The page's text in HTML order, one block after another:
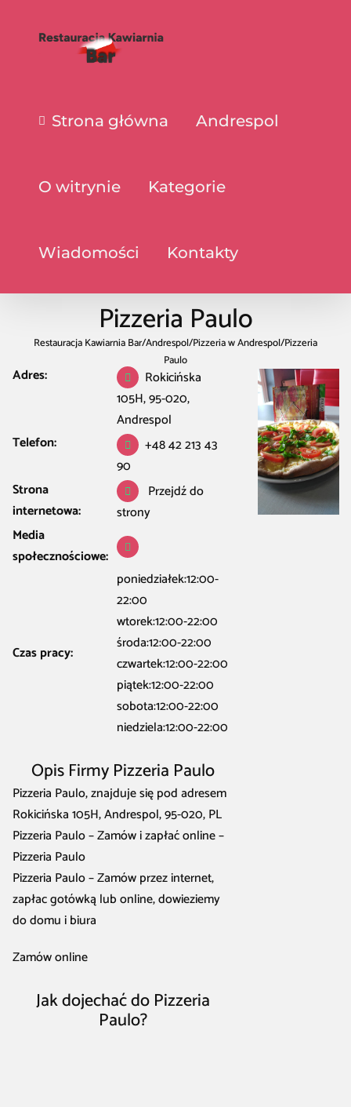
Strona główna Andrespol
O witrynie Kategorie
Wiadomości Kontakty
Pizzeria Paulo
Restauracja Kawiarnia Bar/Andrespol/Pizzeria w Andrespol/Pizzeria
Paulo
Adres:
Rokicińska
105H, 95-020,
Andrespol
Telefon:
+48 42 213 43
90
Strona
internetowa:
Przejdź do
strony
Media
społecznościowe:
Czas pracy:
poniedziałek:12:00-
22:00
wtorek:12:00-22:00
środa:12:00-22:00
czwartek:12:00-22:00
piątek:12:00-22:00
sobota:12:00-22:00
niedziela:12:00-22:00
Opis Firmy Pizzeria Paulo
Pizzeria Paulo, znajduje się pod adresem
Rokicińska 105H, Andrespol, 95-020, PL
Pizzeria Paulo – Zamów i zapłać online –
Pizzeria Paulo
Pizzeria Paulo – Zamów przez internet,
zapłac gotówką lub online, dowieziemy
do domu i biura
Zamów online
Jak dojechać do Pizzeria
Paulo?